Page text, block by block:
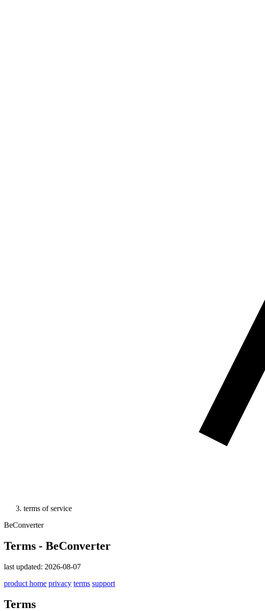
terms of service
BeConverter
Terms - BeConverter
last updated: 2026-08-07
product home privacy terms support
Terms